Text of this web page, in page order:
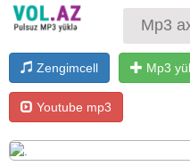
Zengimcell Mp3
Youtube mp3